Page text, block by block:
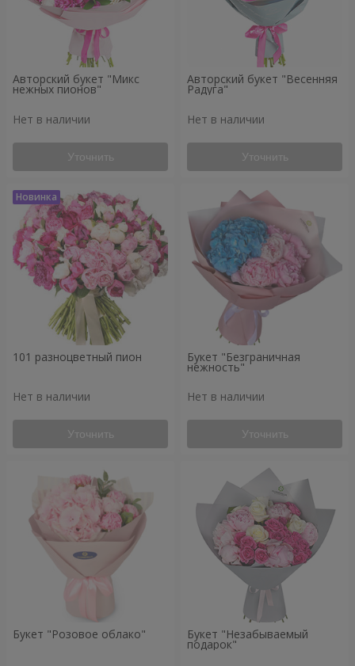
Авторский букет "Микс
нежных пионов"
Нет в наличии
Уточнить
Авторский букет "Весенняя
Радуга"
Нет в наличии
Уточнить
101 разноцветный пион
Нет в наличии
Уточнить
Букет "Безграничная
нежность"
Нет в наличии
Уточнить
Букет "Розовое облако" Букет "Незабываемый
подарок"